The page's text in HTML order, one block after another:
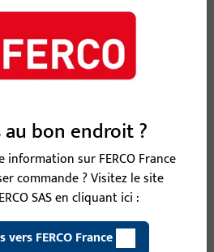
anti-
x
x
au bon endroit ?
information sur FERCO France
commande ? Visitez le site
SAS en cliquant ici :
vers FERCO France